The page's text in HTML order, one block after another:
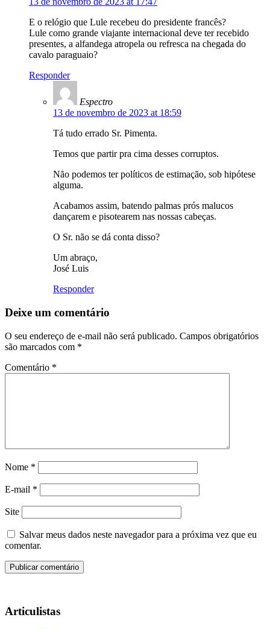
E o relógio que Lule recebeu do presidente francês?
Lule como grande viajante internacional deve ter recebido
presentes, a alfandega atropela ou refresca na chegada do
cavalo paraguaio?
Responder
Espectro
13 de novembro de 2023 at 18:59
Tá tudo errado Sr. Pimenta.
Temos que partir pra cima desses corruptos.
Não podemos ter políticos de estimação, sob hipótese
alguma.
Acabamos assim, batendo palmas prós malucos
dançarem e pisotearem nas nossas cabeças.
O Sr. não se dá conta disso?
Um abraço,
José Luis
Responder
Deixe um comentário
O seu endereço de e-mail não será publicado. Campos obrigatórios
são marcados com *
Comentário *
Nome *
E-mail *
Site
Salvar meus dados neste navegador para a próxima vez que eu
comentar.
Articulistas